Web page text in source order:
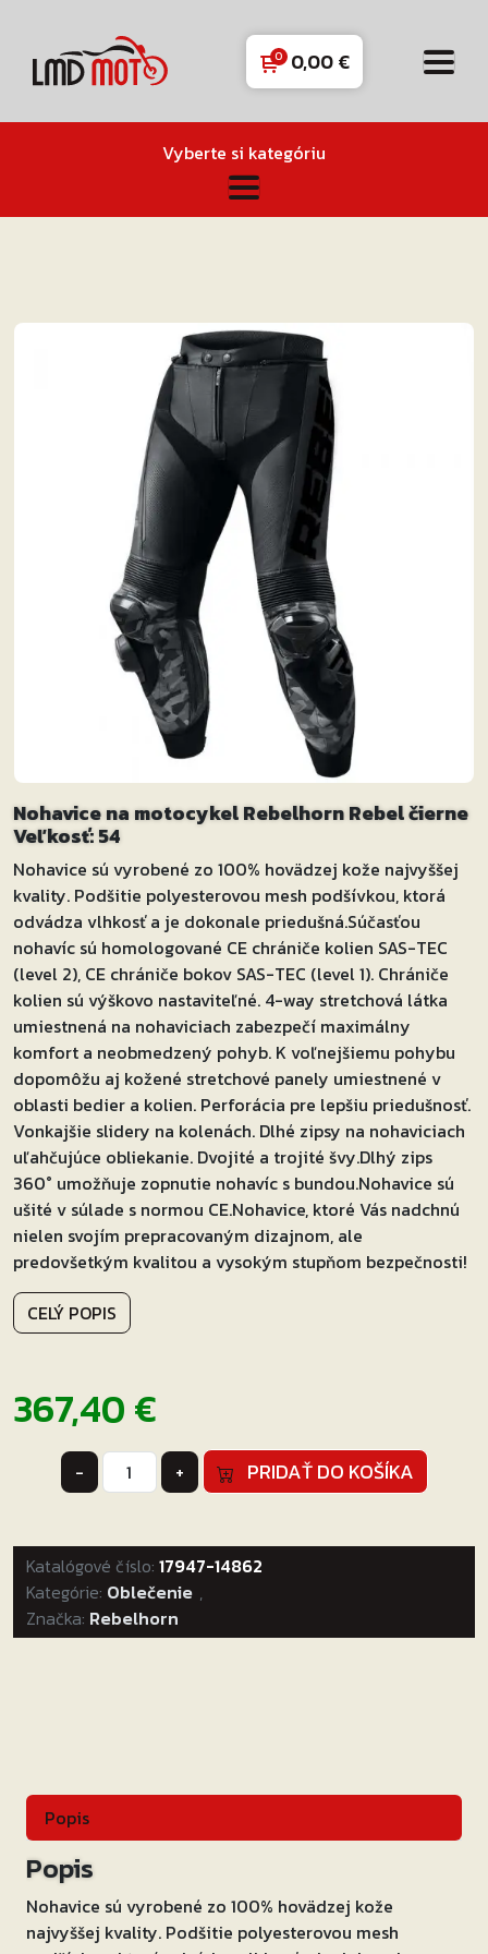
0,00€
Vyberte si kategóriu
Nohavice na motocykel Rebelhorn Rebel čierne
Veľkosť: 54
Nohavice sú vyrobené zo 100% hovädzej kože najvyššej
kvality. Podšitie polyesterovou mesh podšívkou, ktorá
odvádza vlhkosť a je dokonale priedušná.Súčasťou
nohavíc sú homologované CE chrániče kolien SAS-TEC
(level 2), CE chrániče bokov SAS-TEC (level 1). Chrániče
kolien sú výškovo nastaviteľné. 4-way stretchová látka
umiestnená na nohaviciach zabezpečí maximálny
komfort a neobmedzený pohyb. K voľnejšiemu pohybu
dopomôžu aj kožené stretchové panely umiestnené v
oblasti bedier a kolien. Perforácia pre lepšiu priedušnosť.
Vonkajšie slidery na kolenách. Dlhé zipsy na nohaviciach
uľahčujúce obliekanie. Dvojité a trojité švy.Dlhý zips
360° umožňuje zopnutie nohavíc s bundou.Nohavice sú
ušité v súlade s normou CE.Nohavice, ktoré Vás nadchnú
nielen svojím prepracovaným dizajnom, ale
predovšetkým kvalitou a vysokým stupňom bezpečnosti!
CELÝ POPIS
367,40€
-
množstvo
Nohavice
motocykel
Rebelhorn
Rebel
čierne
Veľkosť:
+ PRIDAŤ DO KOŠÍKA
Katalógové číslo: 17947-14862
Kategórie: Oblečenie ,
Značka: Rebelhorn
Popis
Popis
Nohavice sú vyrobené zo 100% hovädzej kože
najvyššej kvality. Podšitie polyesterovou mesh